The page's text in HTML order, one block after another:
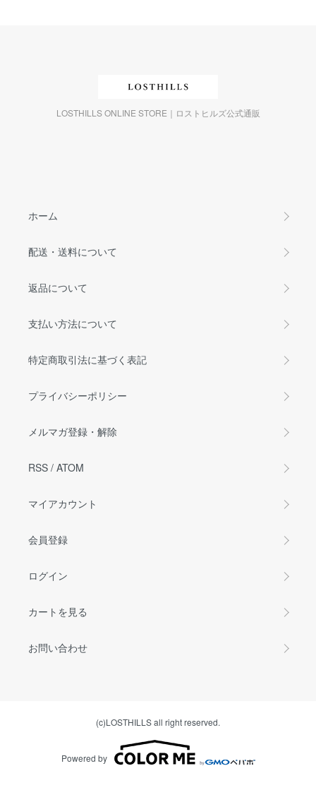
LOSTHILLS ONLINE STORE｜ロストヒルズ公式通販
ホーム
配送・送料について
返品について
支払い方法について
特定商取引法に基づく表記
プライバシーポリシー
メルマガ登録・解除
RSS / ATOM
マイアカウント
会員登録
ログイン
カートを見る
お問い合わせ
(c)LOSTHILLS all right reserved.
Powered by